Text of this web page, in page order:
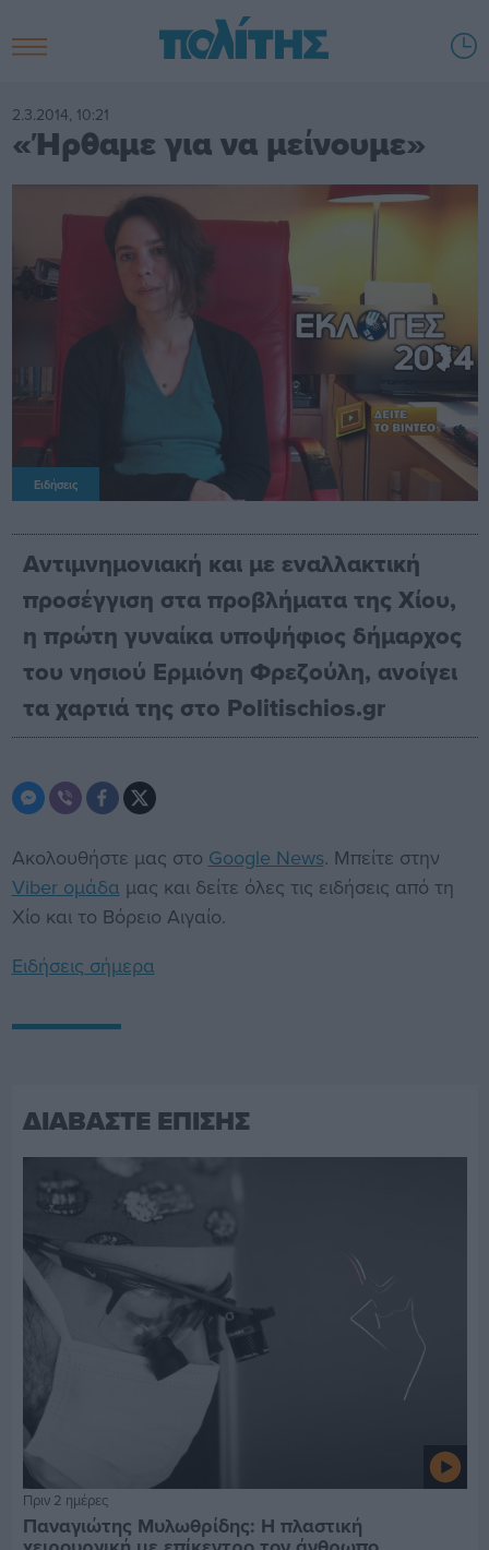
2.3.2014, 10:21
«Ήρθαμε για να μείνουμε»
Ειδήσεις
Αντιμνημονιακή και με εναλλακτική
προσέγγιση στα προβλήματα της Χίου,
η πρώτη γυναίκα υποψήφιος δήμαρχος
του νησιού Ερμιόνη Φρεζούλη, ανοίγει
τα χαρτιά της στο Politischios.gr
Ακολουθήστε μας στο Google News. Μπείτε στην
Viber ομάδα μας και δείτε όλες τις ειδήσεις από τη
Χίο και το Βόρειο Αιγαίο.
Ειδήσεις σήμερα
ΔΙΑΒΑΣΤΕ ΕΠΙΣΗΣ
Πριν 2 ημέρες
Παναγιώτης Μυλωθρίδης: Η πλαστική